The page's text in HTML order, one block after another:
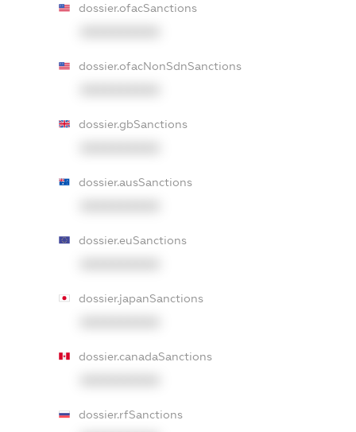
dossier.ofacSanctions
dossier.ofacNonSdnSanctions
dossier.gbSanctions
dossier.ausSanctions
dossier.euSanctions
dossier.japanSanctions
dossier.canadaSanctions
dossier.rfSanctions